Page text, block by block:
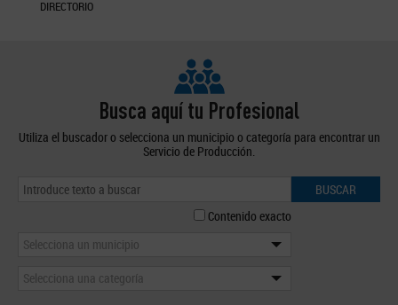
DIRECTORIO
Busca aquí tu Profesional
Utiliza el buscador o selecciona un municipio o categoría para encontrar un
Servicio de Producción.
BUSCAR
Contenido exacto
Selecciona un municipio
Selecciona una categoría